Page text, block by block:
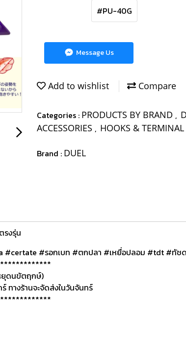
#PU-40G
Message Us
Add to wishlist Compare
Categories : PRODUCTS BY BRAND ,
ACCESSORIES , HOOKS & TERMINAL
Brand : DUEL
รงรุ่น
#certate #รอกเบท #ตกปลา #เหยื่อปลอม #tdt #ทัช
ยุดนขัตฤกษ์)
ทางร้านจะจัดส่งในวันจันทร์